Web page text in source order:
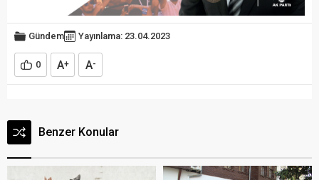
Gündem Yayınlama: 23.04.2023
0 A+ A-
Benzer Konular